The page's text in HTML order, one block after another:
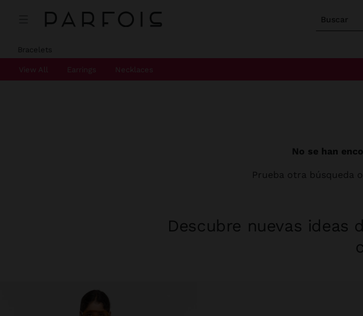
Buscar
Bracelets
View All Earrings Necklaces
No se han
Prueba otra búsqueda
Descubre nuevas ideas